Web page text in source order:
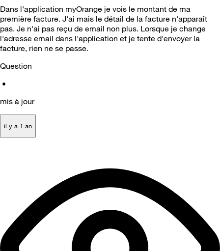
Dans l'application myOrange je vois le montant de ma
première facture. J'ai mais le détail de la facture n'apparaît
pas. Je n'ai pas reçu de email non plus. Lorsque je change
l'adresse email dans l'application et je tente d'envoyer la
facture, rien ne se passe.
Question
•
mis à jour
il y a 1 an